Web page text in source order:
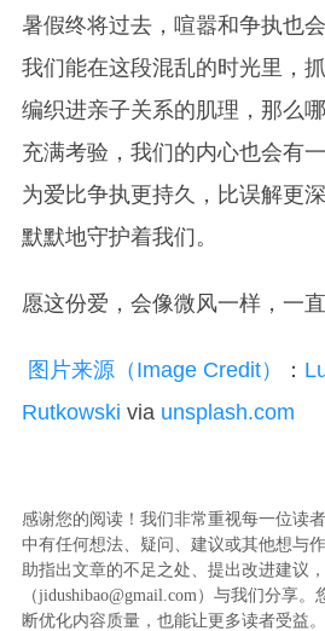
暑假终将过去，喧嚣和争执也
我们能在这段混乱的时光里，
编织进亲子关系的肌理，那么
充满考验，我们的内心也会有
为爱比争执更持久，比误解更
默默地守护着我们。
愿这份爱，会像微风一样，一
图片来源（Image Credit） ：
Rutkowski via unsplash.com
感谢您的阅读！我们非常重视每一位读
中有任何想法、疑问、建议或其他想与
助指出文章的不足之处、提出改进建议
（jidushibao@gmail.com）与我们分享
断优化内容质量，也能让更多读者受益